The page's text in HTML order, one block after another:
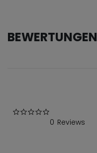
BEWERTUNGEN
0 Reviews